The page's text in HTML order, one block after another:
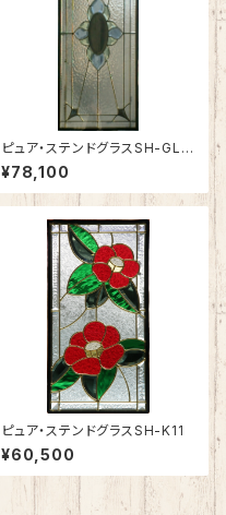
ピュア・ステンドグラスSH-GL7
3
¥78,100
ピュア・ステンドグラスSH-K11
¥60,500